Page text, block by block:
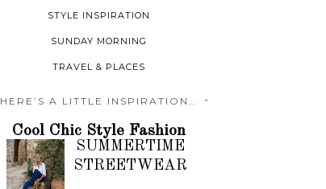
STYLE INSPIRATION
SUNDAY MORNING
TRAVEL & PLACES
HERE’S A LITTLE INSPIRATION…
Cool Chic Style Fashion
SUMMERTIME
STREETWEAR